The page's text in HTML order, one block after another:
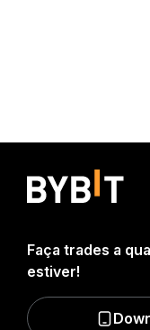
Faça trades a
estiver!